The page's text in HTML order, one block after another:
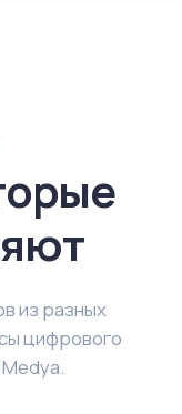
из разных
цифрового